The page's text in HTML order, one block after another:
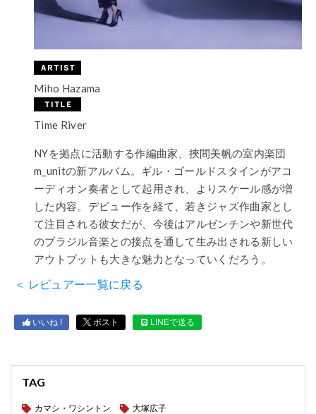
Miho Hazama
Time River
NYを拠点に活動する作編曲家、挾間美帆の室内楽団
m_unitの新アルバム。ギル・ゴールドスタインがアコ
ーディオン奏者として起用され、よりスケール感が増
した内容。デビュー作を経て、若きジャズ作曲家とし
て注目される彼女だが、今後はアルゼンチンや新世代
のブラジル音楽との接点を通して生み出される新しい
アウトプットも大きな魅力となっていくだろう。
＜ レビュアー一覧に戻る
いいね ! ポスト LINEで送る
TAG
カマシ・ワシントン 大塚広子